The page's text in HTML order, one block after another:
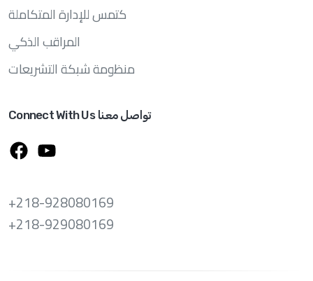
كتمس للإدارة المتكاملة
المراقب الذكي
منظومة شبكة التشريعات
Connect With Us تواصل معنا
+218-928080169
+218-929080169